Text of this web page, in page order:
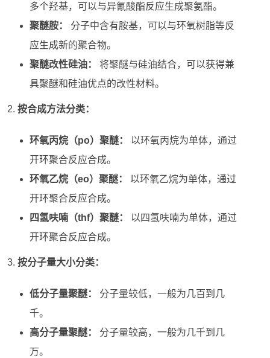
多个羟基，可以与异氰酸酯反应生成聚氨酯。
聚醚胺：
分子中含有胺基，可以与环氧树脂等反
应生成新的聚合物。
聚醚改性硅油：
将聚醚与硅油结合，可以获得兼
具聚醚和硅油优点的改性材料。
按合成方法分类：
环氧丙烷（po）聚醚：
以环氧丙烷为单体，通过
开环聚合反应合成。
环氧乙烷（eo）聚醚：
以环氧乙烷为单体，通过
开环聚合反应合成。
四氢呋喃（thf）聚醚：
以四氢呋喃为单体，通过
开环聚合反应合成。
按分子量大小分类：
低分子量聚醚：
分子量较低，一般为几百到几
千。
高分子量聚醚：
分子量较高，一般为几千到几
万。